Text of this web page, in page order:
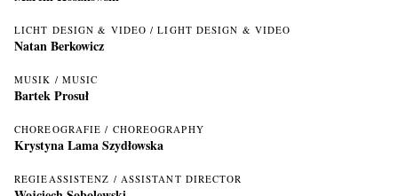
LICHT DESIGN & VIDEO / LIGHT DESIGN & VIDEO
Natan Berkowicz
MUSIK / MUSIC
Bartek Prosuł
CHOREOGRAFIE / CHOREOGRAPHY
Krystyna Lama Szydłowska
REGIEASSISTENZ / ASSISTANT DIRECTOR